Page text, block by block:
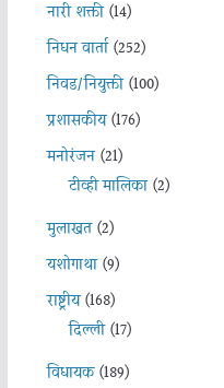
नारी शक्ती(14)
निधन वार्ता(252)
निवड/नियुक्ती(100)
प्रशासकीय(176)
मनोरंजन(21)
टीव्ही मालिका(2)
मुलाखत(2)
यशोगाथा(9)
राष्ट्रीय(168)
दिल्ली(17)
विधायक(189)